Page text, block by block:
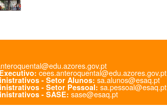
cees.anteroquental@edu.azores.gov.pt
- Setor Alunos:sa.alunos@esaq.pt
- Setor Pessoal:sa.pessoal@esaq.pt
- SASE:sase@esaq.pt